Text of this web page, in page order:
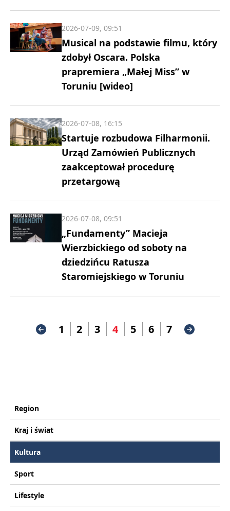
Musical na podstawie filmu, który
zdobył Oscara. Polska
prapremiera „Małej Miss” w
Toruniu [wideo]
2026-07-09, 09:51
Startuje rozbudowa Filharmonii.
Urząd Zamówień Publicznych
zaakceptował procedurę
przetargową
2026-07-08, 16:15
„Fundamenty” Macieja
Wierzbickiego od soboty na
dziedzińcu Ratusza
Staromiejskiego w Toruniu
2026-07-08, 09:51
1 2 3 4 5 6 7
Region
Kraj i świat
Kultura
Sport
Lifestyle